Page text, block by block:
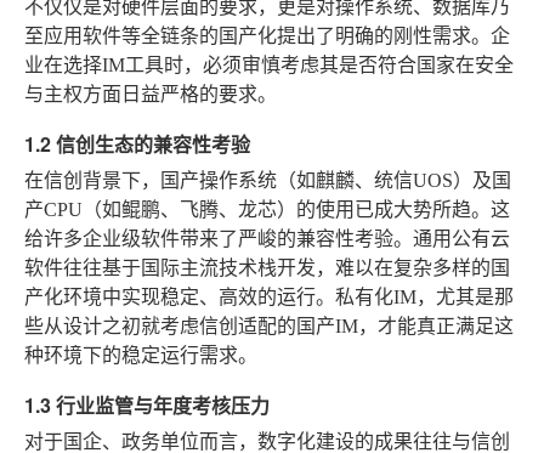
不仅仅是对硬件层面的要求，更是对操作系统、数据库乃
至应用软件等全链条的国产化提出了明确的刚性需求。企
业在选择IM工具时，必须审慎考虑其是否符合国家在安全
与主权方面日益严格的要求。
1.2 信创生态的兼容性考验
在信创背景下，国产操作系统（如麒麟、统信UOS）及国
产CPU（如鲲鹏、飞腾、龙芯）的使用已成大势所趋。这
给许多企业级软件带来了严峻的兼容性考验。通用公有云
软件往往基于国际主流技术栈开发，难以在复杂多样的国
产化环境中实现稳定、高效的运行。私有化IM，尤其是那
些从设计之初就考虑信创适配的国产IM，才能真正满足这
种环境下的稳定运行需求。
1.3 行业监管与年度考核压力
对于国企、政务单位而言，数字化建设的成果往往与信创